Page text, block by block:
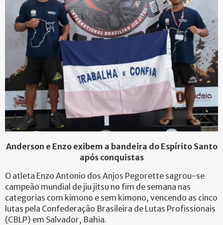
Anderson e Enzo exibem a bandeira do Espírito Santo
após conquistas
O atleta Enzo Antonio dos Anjos Pegorette sagrou-se
campeão mundial de jiu jitsu no fim de semana nas
categorias com kimono e sem kimono, vencendo as cinco
lutas pela Confederação Brasileira de Lutas Profissionais
(CBLP) em Salvador, Bahia.